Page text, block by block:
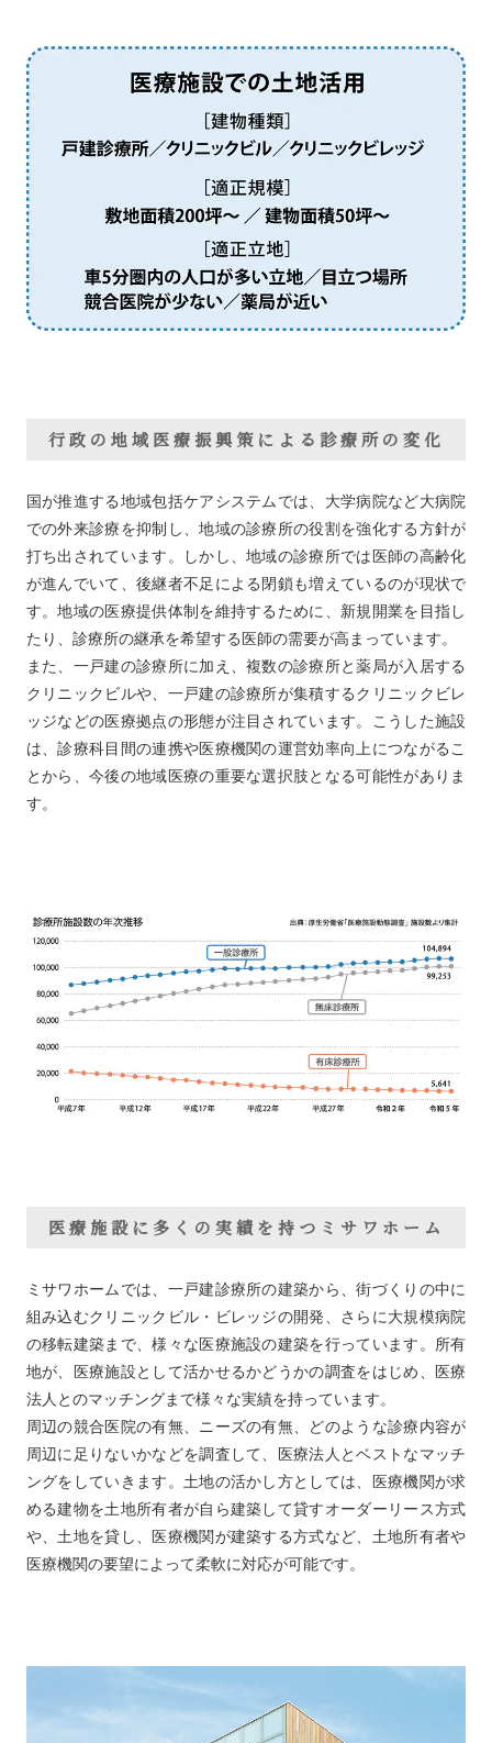
行政の地域医療振興策による診療所の変化
国が推進する地域包括ケアシステムでは、大学病院など大病院
での外来診療を抑制し、地域の診療所の役割を強化する方針が
打ち出されています。しかし、地域の診療所では医師の高齢化
が進んでいて、後継者不足による閉鎖も増えているのが現状で
す。地域の医療提供体制を維持するために、新規開業を目指し
たり、診療所の継承を希望する医師の需要が高まっています。
また、一戸建の診療所に加え、複数の診療所と薬局が入居する
クリニックビルや、一戸建の診療所が集積するクリニックビレ
ッジなどの医療拠点の形態が注目されています。こうした施設
は、診療科目間の連携や医療機関の運営効率向上につながるこ
とから、今後の地域医療の重要な選択肢となる可能性がありま
す。
医療施設に多くの実績を持つミサワホーム
ミサワホームでは、一戸建診療所の建築から、街づくりの中に
組み込むクリニックビル・ビレッジの開発、さらに大規模病院
の移転建築まで、様々な医療施設の建築を行っています。所有
地が、医療施設として活かせるかどうかの調査をはじめ、医療
法人とのマッチングまで様々な実績を持っています。
周辺の競合医院の有無、ニーズの有無、どのような診療内容が
周辺に足りないかなどを調査して、医療法人とベストなマッチ
ングをしていきます。土地の活かし方としては、医療機関が求
める建物を土地所有者が自ら建築して貸すオーダーリース方式
や、土地を貸し、医療機関が建築する方式など、土地所有者や
医療機関の要望によって柔軟に対応が可能です。